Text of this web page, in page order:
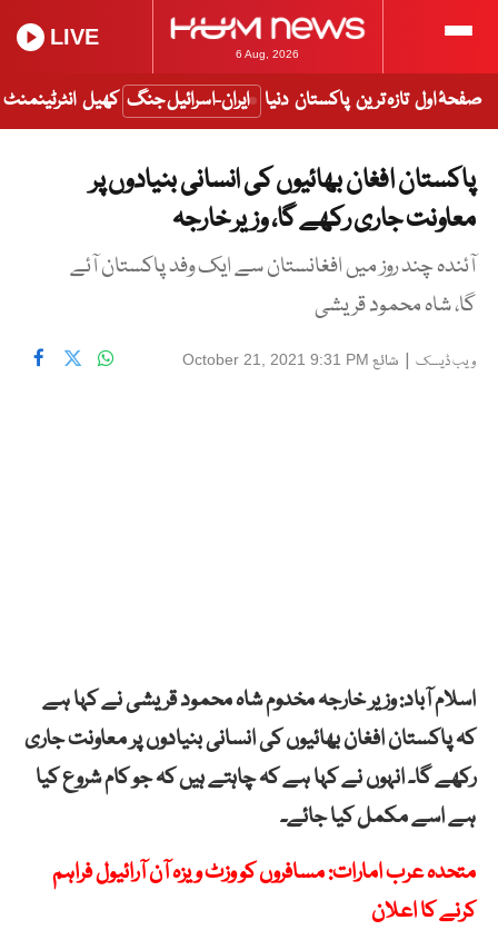
6 Aug, 2026
LIVE
صفحۂ اول تازہ ترین پاکستان دنیا ایران-اسرائیل جنگ کھیل انٹرٹینمنٹ
پاکستان افغان بھائیوں کی انسانی بنیادوں پر
معاونت جاری رکھے گا، وزیر خارجہ
آئندہ چند روز میں افغانستان سے ایک وفد پاکستان آئے
گا، شاہ محمود قریشی
ویب ڈیسک | شائع October 21, 2021 9:31 PM
اسلام آباد: وزیر خارجہ مخدوم شاہ محمود قریشی نے کہا ہے
کہ پاکستان افغان بھائیوں کی انسانی بنیادوں پر معاونت جاری
رکھے گا۔ انہوں نے کہا ہے کہ چاہتے ہیں کہ جو کام شروع کیا
ہے اسے مکمل کیا جائے۔
متحدہ عرب امارات: مسافروں کو وزٹ ویزہ آن آرائیول فراہم
کرنے کا اعلان